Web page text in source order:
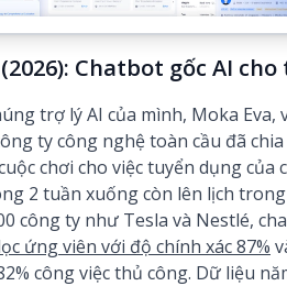
Chatbot gốc AI
trợ lý AI của mình, Moka
ty công nghệ toàn cầu đã
chơi cho việc tuyển dụng
2 tuần xuống còn lên lịch
công ty như Tesla và Nestlé,
ứng viên với độ chính xác 87%
công việc thủ công. Dữ liệu